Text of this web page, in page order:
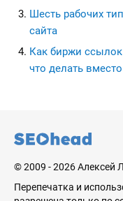
Шесть рабочих
сайта
Как биржи
что делать вместо
© 2009 - 2026 Алексей
Перепечатка и